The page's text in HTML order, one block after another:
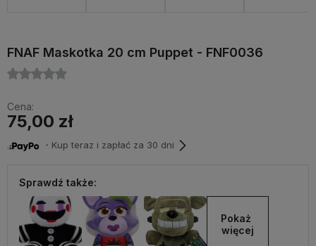
FNAF Maskotka 20 cm Puppet - FNF0036
Cena:
75,00 zł
・Kup teraz i zapłać za 30 dni
Sprawdź także:
Pokaż
więcej